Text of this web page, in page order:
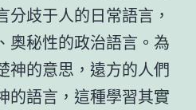
歧于人的日常語言，
奧秘性的政治語言。為
神的意思，遠方的人們
的語言，這種學習其實